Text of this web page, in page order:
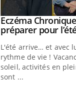
Youtube
Eczéma
préparer pour
L'été arrive… et avec
rythme de vie !
soleil, activités en
sont ...